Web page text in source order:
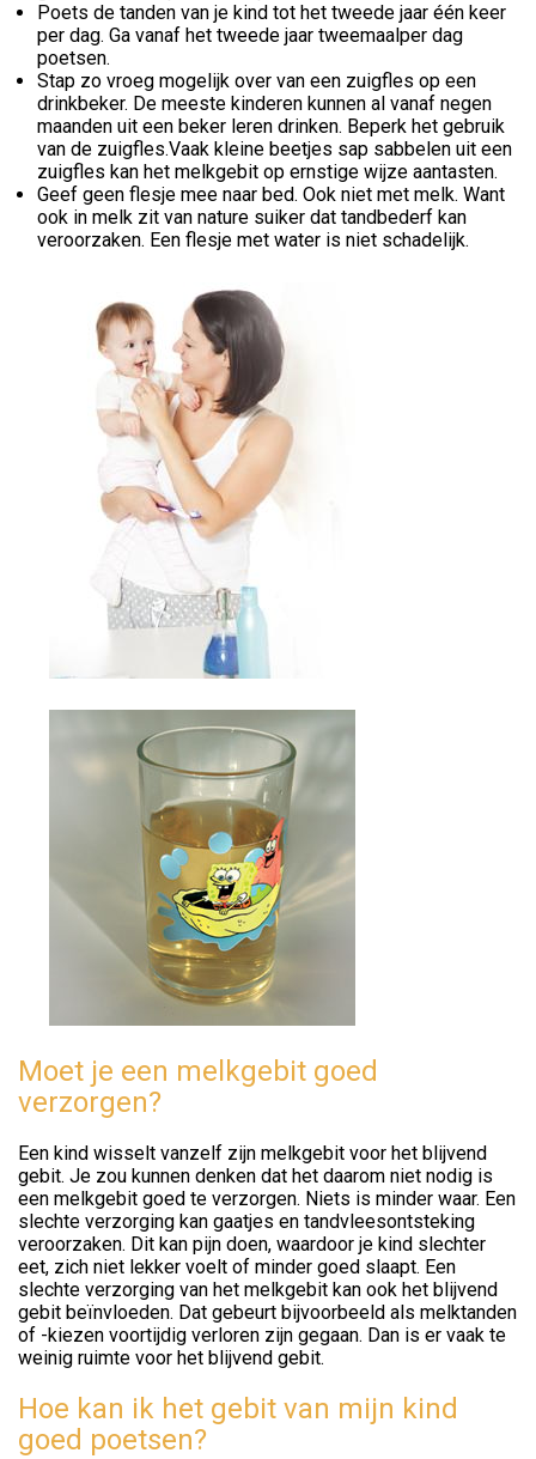
Poets de tanden van je kind tot het tweede jaar één keer
per dag. Ga vanaf het tweede jaar tweemaalper dag
poetsen.
Stap zo vroeg mogelijk over van een zuigfles op een
drinkbeker. De meeste kinderen kunnen al vanaf negen
maanden uit een beker leren drinken. Beperk het gebruik
van de zuigfles.Vaak kleine beetjes sap sabbelen uit een
zuigfles kan het melkgebit op ernstige wijze aantasten.
Geef geen flesje mee naar bed. Ook niet met melk. Want
ook in melk zit van nature suiker dat tandbederf kan
veroorzaken. Een flesje met water is niet schadelijk.
Moet je een melkgebit goed
verzorgen?
Een kind wisselt vanzelf zijn melkgebit voor het blijvend
gebit. Je zou kunnen denken dat het daarom niet nodig is
een melkgebit goed te verzorgen. Niets is minder waar. Een
slechte verzorging kan gaatjes en tandvleesontsteking
veroorzaken. Dit kan pijn doen, waardoor je kind slechter
eet, zich niet lekker voelt of minder goed slaapt. Een
slechte verzorging van het melkgebit kan ook het blijvend
gebit beïnvloeden. Dat gebeurt bijvoorbeeld als melktanden
of -kiezen voortijdig verloren zijn gegaan. Dan is er vaak te
weinig ruimte voor het blijvend gebit.
Hoe kan ik het gebit van mijn kind
goed poetsen?